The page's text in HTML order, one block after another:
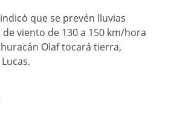
que se prevén lluvias
viento de 130 a 150 km/hora
Olaf tocará tierra,